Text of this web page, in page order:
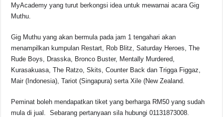
MyAcademy yang turut berkongsi idea untuk mewarnai acara Gig
Muthu.
Gig Muthu yang akan bermula pada jam 1 tengahari akan
menampilkan kumpulan Restart, Rob Blitz, Saturday Heroes, The
Rude Boys, Drasska, Bronco Buster, Mentally Murdered,
Kurasakuasa, The Ratzo, Skits, Counter Back dan Trigga Figgaz,
Mair (Indonesia), Tariot (Singapura) serta Xile (New Zealand.
Peminat boleh mendapatkan tiket yang berharga RM50 yang sudah
mula di jual. Sebarang pertanyaan sila hubungi 01131873008.